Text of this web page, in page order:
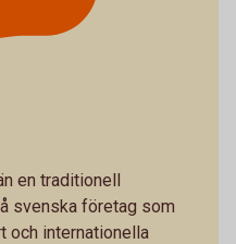
en traditionell
svenska företag som
och internationella